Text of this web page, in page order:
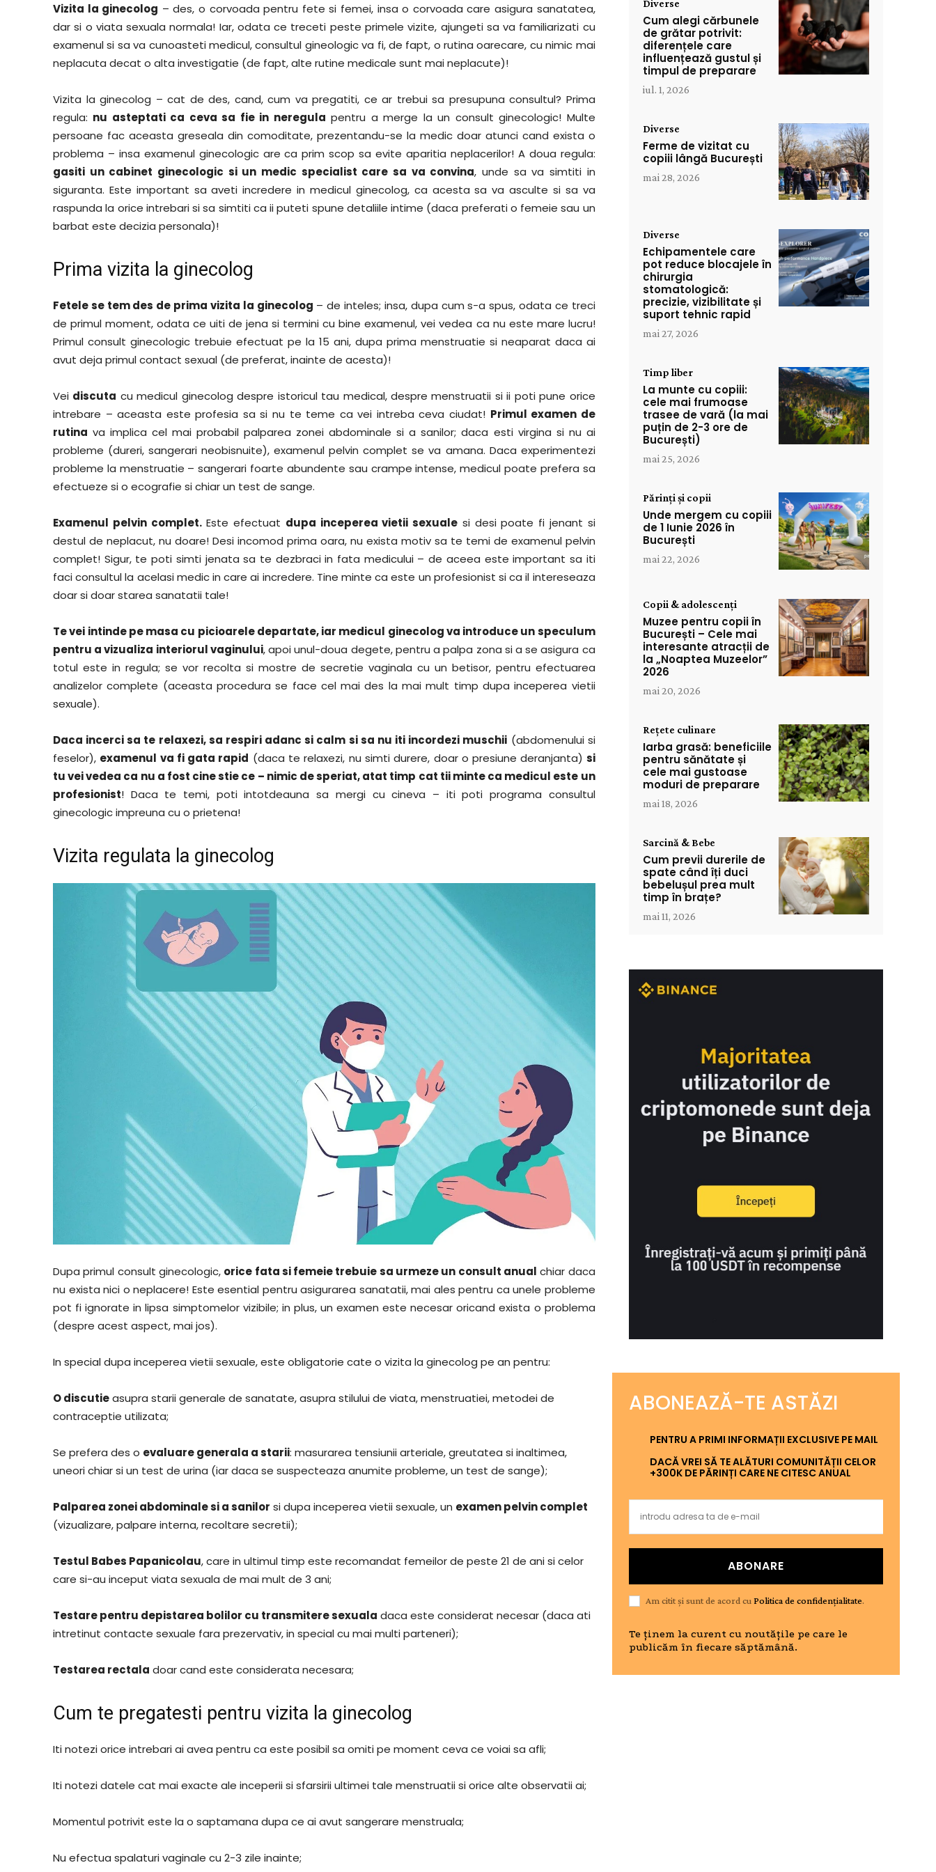
Vizita la ginecolog – des, o corvoada pentru fete si femei, insa o corvoada care asigura sanatatea,
dar si o viata sexuala normala! Iar, odata ce treceti peste primele vizite, ajungeti sa va familiarizati cu
examenul si sa va cunoasteti medicul, consultul gineologic va fi, de fapt, o rutina oarecare, cu nimic mai
neplacuta decat o alta investigatie (de fapt, alte rutine medicale sunt mai neplacute)!
Vizita la ginecolog – cat de des, cand, cum va pregatiti, ce ar trebui sa presupuna consultul? Prima
regula: nu asteptati ca ceva sa fie in neregula pentru a merge la un consult ginecologic! Multe
persoane fac aceasta greseala din comoditate, prezentandu-se la medic doar atunci cand exista o
problema – insa examenul ginecologic are ca prim scop sa evite aparitia neplacerilor! A doua regula:
gasiti un cabinet ginecologic si un medic specialist care sa va convina, unde sa va simtiti in
siguranta. Este important sa aveti incredere in medicul ginecolog, ca acesta sa va asculte si sa va
raspunda la orice intrebari si sa simtiti ca ii puteti spune detaliile intime (daca preferati o femeie sau un
barbat este decizia personala)!
Prima vizita la ginecolog
Fetele se tem des de prima vizita la ginecolog – de inteles; insa, dupa cum s-a spus, odata ce treci
de primul moment, odata ce uiti de jena si termini cu bine examenul, vei vedea ca nu este mare lucru!
Primul consult ginecologic trebuie efectuat pe la 15 ani, dupa prima menstruatie si neaparat daca ai
avut deja primul contact sexual (de preferat, inainte de acesta)!
Vei discuta cu medicul ginecolog despre istoricul tau medical, despre menstruatii si ii poti pune orice
intrebare – aceasta este profesia sa si nu te teme ca vei intreba ceva ciudat! Primul examen de
rutina va implica cel mai probabil palparea zonei abdominale si a sanilor; daca esti virgina si nu ai
probleme (dureri, sangerari neobisnuite), examenul pelvin complet se va amana. Daca experimentezi
probleme la menstruatie – sangerari foarte abundente sau crampe intense, medicul poate prefera sa
efectueze si o ecografie si chiar un test de sange.
Examenul pelvin complet.Este efectuat dupa inceperea vietii sexuale si desi poate fi jenant si
destul de neplacut, nu doare! Desi incomod prima oara, nu exista motiv sa te temi de examenul pelvin
complet! Sigur, te poti simti jenata sa te dezbraci in fata medicului – de aceea este important sa iti
faci consultul la acelasi medic in care ai incredere. Tine minte ca este un profesionist si ca il intereseaza
doar si doar starea sanatatii tale!
Te vei intinde pe masa cu picioarele departate, iar medicul ginecolog va introduce un speculum
pentru a vizualiza interiorul vaginului, apoi unul-doua degete, pentru a palpa zona si a se asigura ca
totul este in regula; se vor recolta si mostre de secretie vaginala cu un betisor, pentru efectuarea
analizelor complete (aceasta procedura se face cel mai des la mai mult timp dupa inceperea vietii
sexuale).
Daca incerci sa te relaxezi, sa respiri adanc si calm si sa nu iti incordezi muschii (abdomenului si
feselor), examenul va fi gata rapid (daca te relaxezi, nu simti durere, doar o presiune deranjanta) si
tu vei vedea ca nu a fost cine stie ce – nimic de speriat, atat timp cat tii minte ca medicul este un
profesionist! Daca te temi, poti intotdeauna sa mergi cu cineva – iti poti programa consultul
ginecologic impreuna cu o prietena!
Vizita regulata la ginecolog
Dupa primul consult ginecologic, orice fata si femeie trebuie sa urmeze un consult anual chiar daca
nu exista nici o neplacere! Este esential pentru asigurarea sanatatii, mai ales pentru ca unele probleme
pot fi ignorate in lipsa simptomelor vizibile; in plus, un examen este necesar oricand exista o problema
(despre acest aspect, mai jos).
In special dupa inceperea vietii sexuale, este obligatorie cate o vizita la ginecolog pe an pentru:
O discutieasupra starii generale de sanatate, asupra stilului de viata, menstruatiei, metodei de
contraceptie utilizata;
Se prefera des o evaluare generala a starii: masurarea tensiunii arteriale, greutatea si inaltimea,
uneori chiar si un test de urina (iar daca se suspecteaza anumite probleme, un test de sange);
Palparea zonei abdominale si a sanilor si dupa inceperea vietii sexuale, un examen pelvin complet
(vizualizare, palpare interna, recoltare secretii);
Testul Babes Papanicolau, care in ultimul timp este recomandat femeilor de peste 21 de ani si celor
care si-au inceput viata sexuala de mai mult de 3 ani;
Testare pentru depistarea bolilor cu transmitere sexuala daca este considerat necesar (daca ati
intretinut contacte sexuale fara prezervativ, in special cu mai multi parteneri);
Testarea rectala doar cand este considerata necesara;
Cum te pregatesti pentru vizita la ginecolog
Iti notezi orice intrebari ai avea pentru ca este posibil sa omiti pe moment ceva ce voiai sa afli;
Iti notezi datele cat mai exacte ale inceperii si sfarsirii ultimei tale menstruatii si orice alte observatii ai;
Momentul potrivit este la o saptamana dupa ce ai avut sangerare menstruala;
Nu efectua spalaturi vaginale cu 2-3 zile inainte;
Diverse
Cum alegi cărbunele
de grătar potrivit:
diferențele care
influențează gustul și
timpul de preparare
iul. 1, 2026
Diverse
Ferme de vizitat cu
copiii lângă București
mai 28, 2026
Diverse
Echipamentele care
pot reduce blocajele în
chirurgia
stomatologică:
precizie, vizibilitate și
suport tehnic rapid
mai 27, 2026
Timp liber
La munte cu copiii:
cele mai frumoase
trasee de vară (la mai
puțin de 2-3 ore de
București)
mai 25, 2026
Părinți și copii
Unde mergem cu copiii
de 1 Iunie 2026 în
București
mai 22, 2026
Copii & adolescenți
Muzee pentru copii în
București – Cele mai
interesante atracții de
la „Noaptea Muzeelor”
2026
mai 20, 2026
Rețete culinare
Iarba grasă: beneficiile
pentru sănătate și
cele mai gustoase
moduri de preparare
mai 18, 2026
Sarcină & Bebe
Cum previi durerile de
spate când îți duci
bebelușul prea mult
timp în brațe?
mai 11, 2026
ABONEAZĂ-TE ASTĂZI
PENTRU A PRIMI INFORMAȚII EXCLUSIVE PE MAIL
DACĂ VREI SĂ TE ALĂTURI COMUNITĂȚII CELOR
+300K DE PĂRINȚI CARE NE CITESC ANUAL
ABONARE
Am citit și sunt de acord cuPolitica de confidențialitate.
Te ținem la curent cu noutățile pe care le
publicăm în fiecare săptămână.